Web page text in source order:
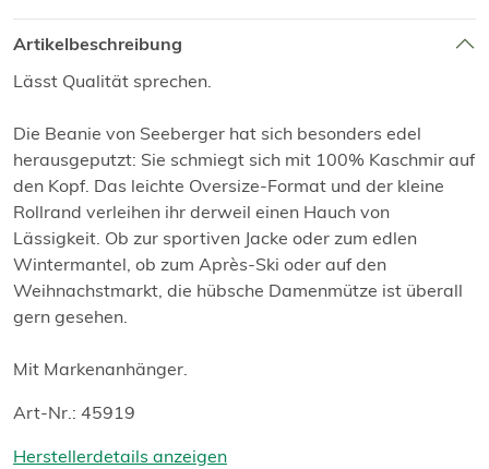
Artikelbeschreibung
Lässt Qualität sprechen.
Die Beanie von Seeberger hat sich besonders edel
herausgeputzt: Sie schmiegt sich mit 100% Kaschmir auf
den Kopf. Das leichte Oversize-Format und der kleine
Rollrand verleihen ihr derweil einen Hauch von
Lässigkeit. Ob zur sportiven Jacke oder zum edlen
Wintermantel, ob zum Après-Ski oder auf den
Weihnachstmarkt, die hübsche Damenmütze ist überall
gern gesehen.
Mit Markenanhänger.
Art-Nr.: 45919
Herstellerdetails anzeigen